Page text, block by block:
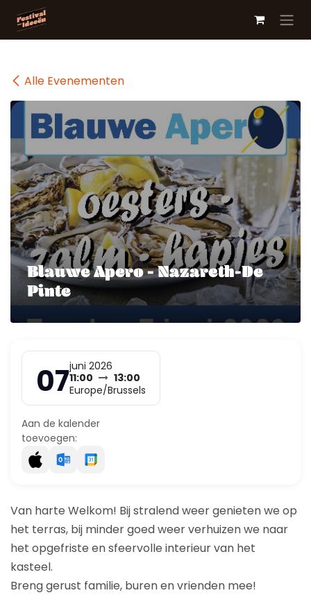
Overslaan naar inhoud
Alle Evenementen
Blauwe Apero - Nazareth-De
Pinte
07juni 2026
11:00
13:00
Europe/Brussels
Aan de kalender
toevoegen:
Van harte Welkom! Bij stralend weer genieten we op
het terras, bij minder goed weer verhuizen we naar
het opgefriste en sfeervolle interieur van het
kasteel.
Breng gerust familie, buren en vrienden mee!